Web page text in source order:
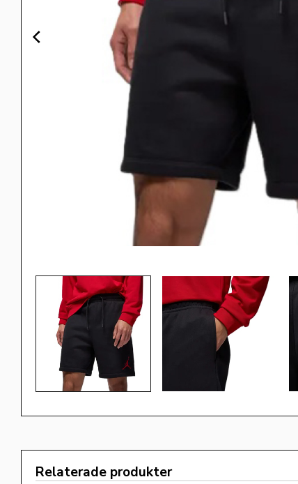
Relaterade produkter